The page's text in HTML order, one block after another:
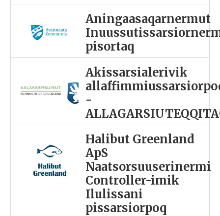
Aningaasaqarnermut
pisortaq
Akissarsialerivik
-
Halibut Greenland
ApS
Naatsorsuuserinermi
Controller-imik
Ilulissani
pissarsiorpoq